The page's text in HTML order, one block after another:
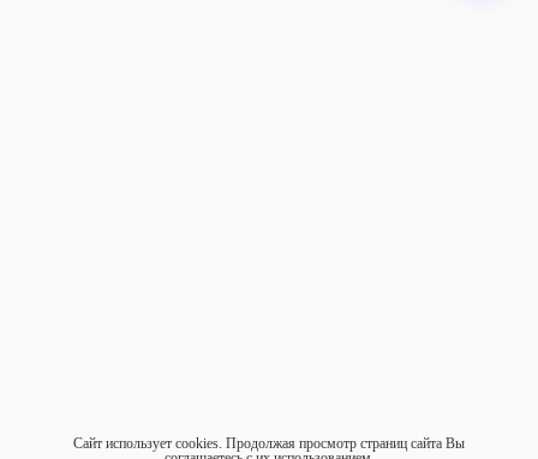
Сайт использует cookies. Продолжая просмотр страниц сайта Вы